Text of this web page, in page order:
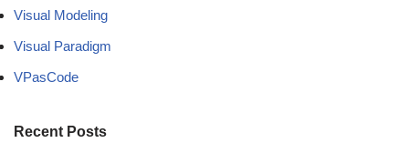
Visual Modeling
Visual Paradigm
VPasCode
Recent Posts